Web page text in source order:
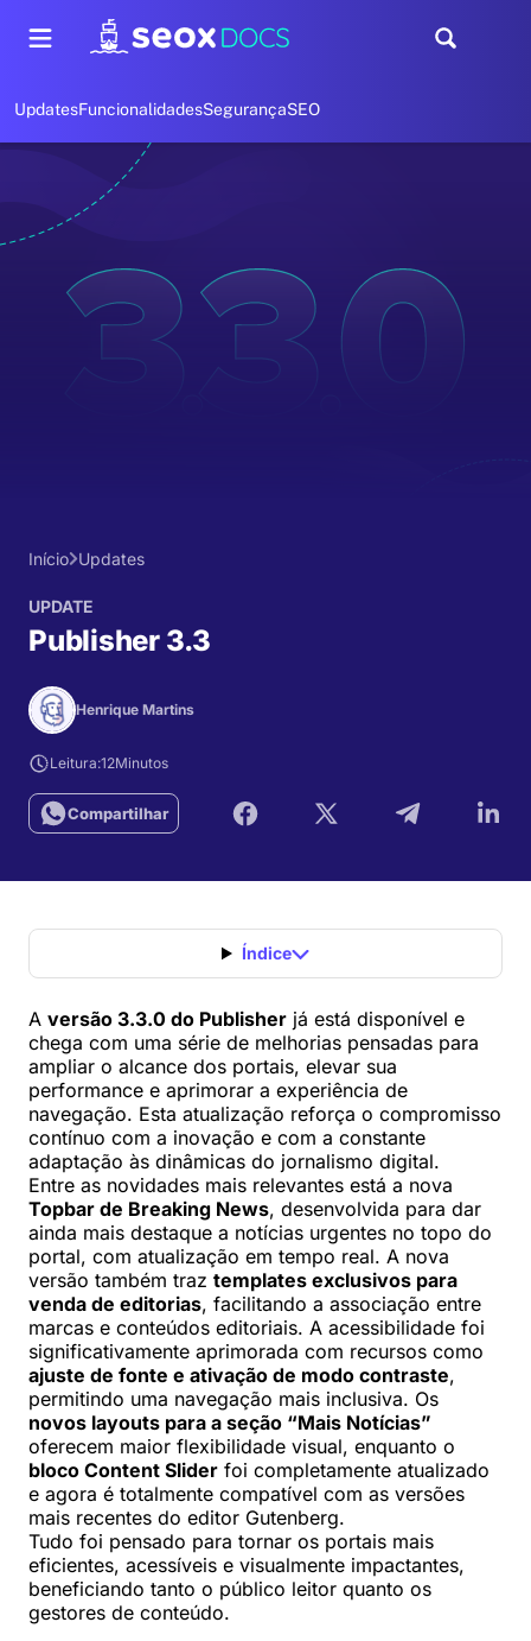
UpdatesFuncionalidadesSegurançaSEO
Início Updates
UPDATE
Publisher 3.3
Henrique Martins
Leitura:12Minutos
Compartilhar
Índice
A versão 3.3.0 do Publisher já está disponível e
chega com uma série de melhorias pensadas para
ampliar o alcance dos portais, elevar sua
performance e aprimorar a experiência de
navegação. Esta atualização reforça o compromisso
contínuo com a inovação e com a constante
adaptação às dinâmicas do jornalismo digital.
Entre as novidades mais relevantes está a nova
Topbar de Breaking News, desenvolvida para dar
ainda mais destaque a notícias urgentes no topo do
portal, com atualização em tempo real. A nova
versão também traz templates exclusivos para
venda de editorias, facilitando a associação entre
marcas e conteúdos editoriais. A acessibilidade foi
significativamente aprimorada com recursos como
ajuste de fonte e ativação de modo contraste,
permitindo uma navegação mais inclusiva. Os
novos layouts para a seção “Mais Notícias”
oferecem maior flexibilidade visual, enquanto o
bloco Content Slider foi completamente atualizado
e agora é totalmente compatível com as versões
mais recentes do editor Gutenberg.
Tudo foi pensado para tornar os portais mais
eficientes, acessíveis e visualmente impactantes,
beneficiando tanto o público leitor quanto os
gestores de conteúdo.